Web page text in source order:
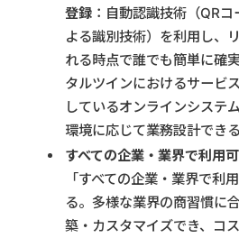
登録 ：自動認識技術（QR
よる識別技術）を利用し、
れる時点で誰でも簡単に確
タルツインにおけるサービ
しているオンラインシステ
環境に応じて業務設計できる
すべての企業・業界で利用
「すべての企業・業界で利
る。多様な業界の商習慣に
築・カスタマイズでき、コ